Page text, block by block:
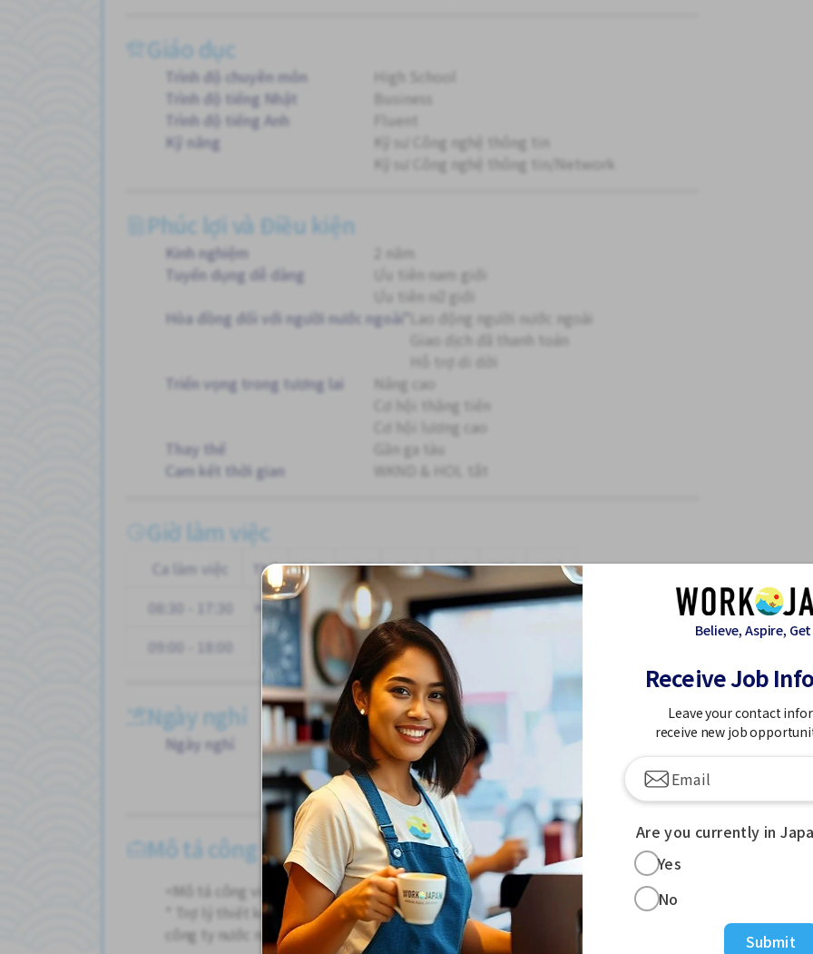
Giáo dục
Trình độ chuyên môn
High School
Trình độ tiếng Nhật
Business
Trình độ tiếng Anh
Fluent
Kỹ năng
Kỹ sư Công nghệ thông tin
Kỹ sư Công nghệ thông tin/Network
Phúc lợi và Điều kiện
Kinh nghiệm
Tuyển dụng dễ dàng
Ưu tiên nam giới
Ưu tiên nữ giới
Hòa đồng đối với người nước ngoài" Lao động người nước ngoài
Giao dịch đã thanh toán
Triển vọng trong tương lai
Nâng cao
Cơ hội thăng tiến
Cơ hội lương cao
Thay thế
Gần ga tàu
Cam kết thời gian
WKND & HOL tắt
Giờ làm việc
Ca làm việc Thứ
Hai
Thứ BaThứ Tư Thứ
Năm
Thứ
Sáu
Thứ
Bảy
Chủ
Nhật
08:30 - 17:30
09:00 - 18:00
Ngày nghỉ
Ngày nghỉ
Các kỳ nghỉ có trả lương
Các ngày lễ
Ngày cuối tuần
Mô tả công việc
<Mô tả công việc>
* Trợ lý thiết kế và thi công thiết bị an ninh, thông tin và truyền thông cho các
công ty nước ngoài.
Believe, Aspire,
Receive Job
Leave your contact
receive new job
Are you currently in
Yes
No
Submit